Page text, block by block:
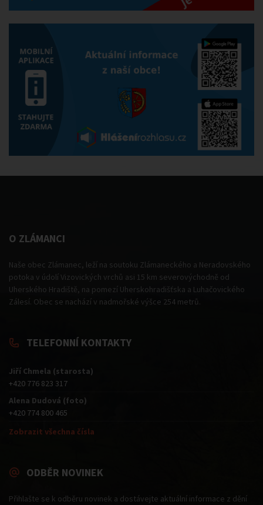
O ZLÁMANCI
Naše obec Zlámanec, leží na soutoku Zlámaneckého a Neradovského
potoka v údolí Vizovických vrchů asi 15 km severovýchodně od
Uherského Hradiště, na pomezí Uherskohradišťska a Luhačovického
Zálesí. Obec se nachází v nadmořské výšce 254 metrů.
TELEFONNÍ KONTAKTY
Jiří Chmela (starosta)
+420 776 823 317
Alena Dudová (foto)
+420 774 800 465
Zobrazit všechna čísla
ODBĚR NOVINEK
Přihlašte se k odběru novinek a dostávejte aktuální informace z dění